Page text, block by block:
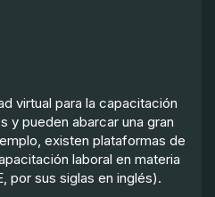
virtual para la capacitación
y pueden abarcar una gran
existen plataformas de
laboral en materia
por sus siglas en inglés).